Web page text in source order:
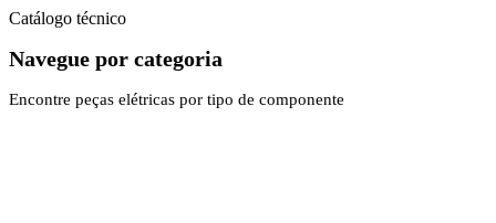
Catálogo técnico
Navegue por categoria
Encontre peças elétricas por tipo de componente